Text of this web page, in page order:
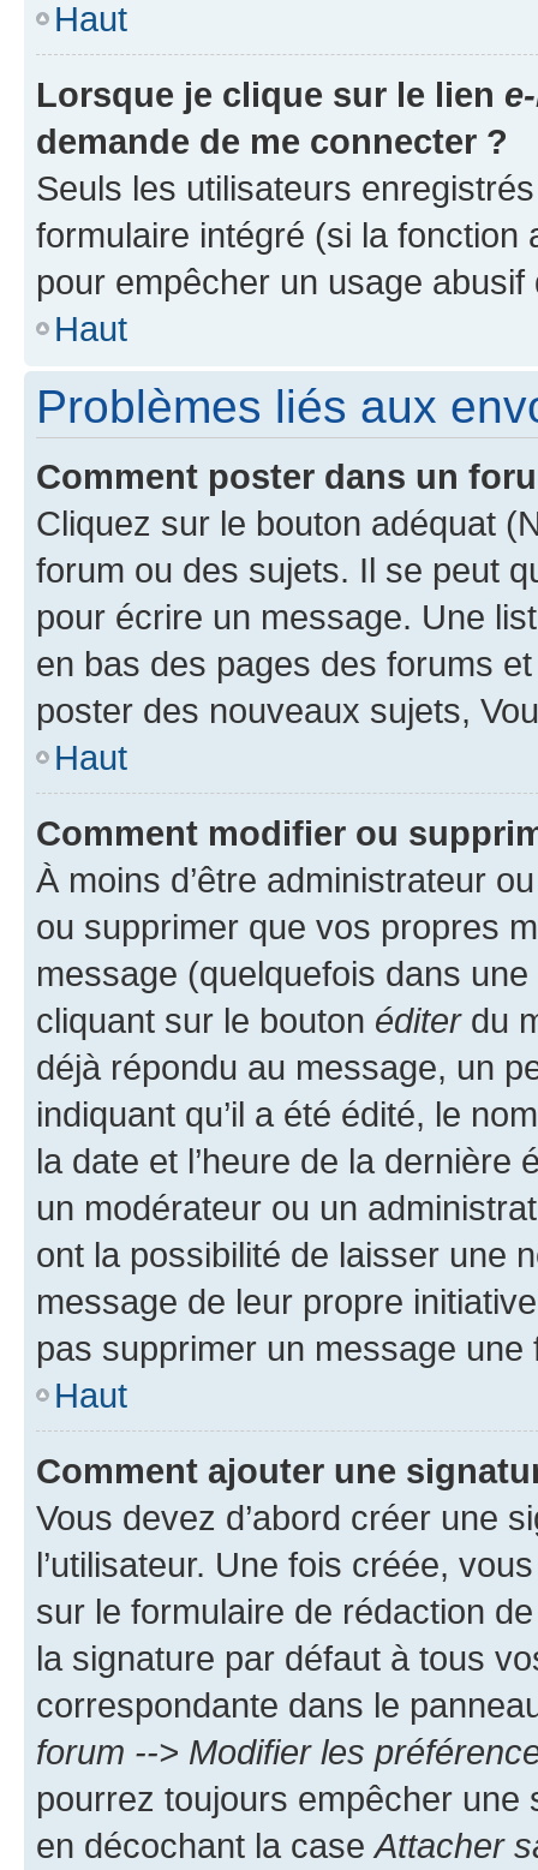
Haut
Lorsque je clique sur le lien
demande de me connecter ?
Seuls les utilisateurs
formulaire intégré (si la fonction
pour empêcher un usage
Haut
Problèmes liés aux
Comment poster dans un
Cliquez sur le bouton adéquat
forum ou des sujets. Il se peut
pour écrire un message. Une
en bas des pages des forums
poster des nouveaux sujets,
Haut
Comment modifier ou
À moins d’être administrateur
ou supprimer que vos propres
message (quelquefois dans
cliquant sur le bouton éditerdu
déjà répondu au message, un
indiquant qu’il a été édité, le
la date et l’heure de la dernière
un modérateur ou un
ont la possibilité de laisser une
message de leur propre
pas supprimer un message une
Haut
Comment ajouter une
Vous devez d’abord créer une
l’utilisateur. Une fois créée,
sur le formulaire de rédaction
la signature par défaut à tous
correspondante dans le
forum --> Modifier les
pourrez toujours empêcher une
en décochant la case Attacher